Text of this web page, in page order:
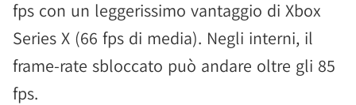
fps con un leggerissimo vantaggio di Xbox
Series X (66 fps di media). Negli interni, il
frame-rate sbloccato può andare oltre gli 85
fps.